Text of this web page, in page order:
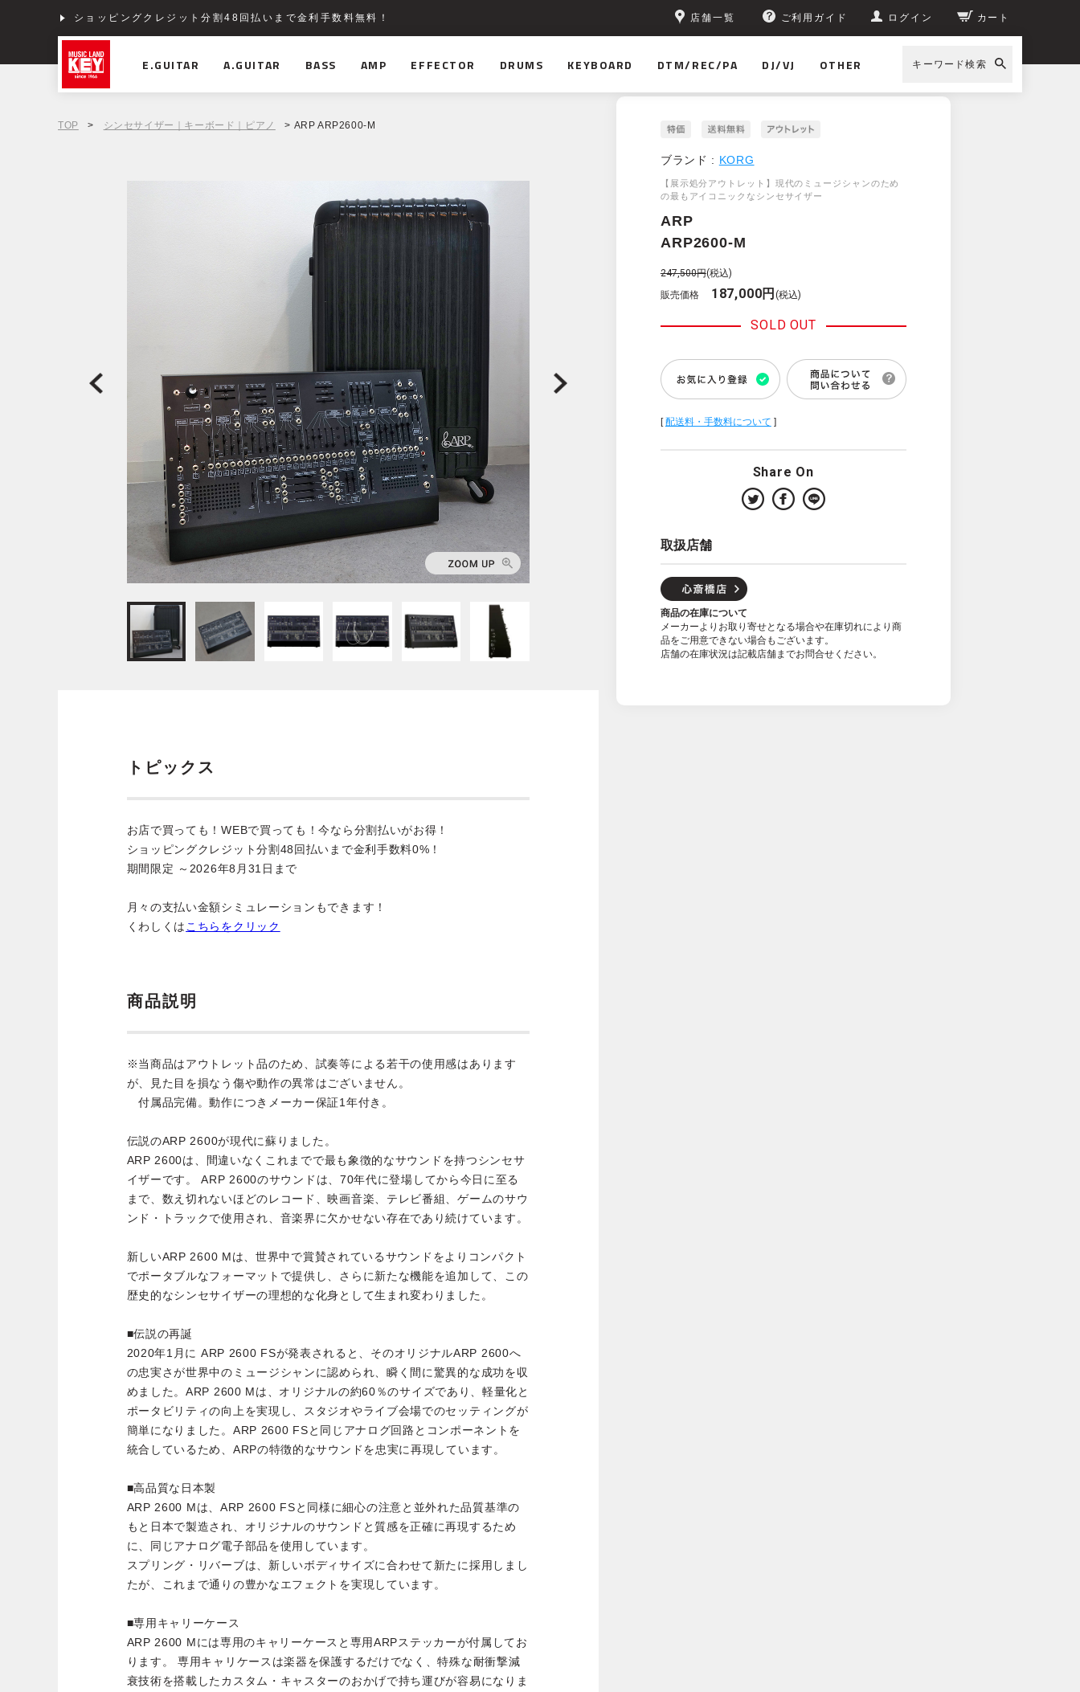
ショッピングクレジット分割48回払いまで金利手数料無料！ 店舗一覧 ご利用ガイド ログイン カート
E.GUITAR A.GUITAR BASS AMP EFFECTOR DRUMS KEYBOARD DTM/REC/PA DJ/VJ OTHER キーワード検索
TOP > シンセサイザー｜キーボード｜ピアノ > ARP ARP2600-M
ブランド : KORG
【展示処分アウトレット】現代のミュージシャンのため
の最もアイコニックなシンセサイザー
ARP
ARP2600-M
247,500円(税込)
販売価格
187,000円(税込)
SOLD OUT
[配送料・手数料について ]
Share On
取扱店舗
商品の在庫について
メーカーよりお取り寄せとなる場合や在庫切れにより商
品をご用意できない場合もございます。
店舗の在庫状況は記載店舗までお問合せください。
トピックス
お店で買っても！WEBで買っても！今なら分割払いがお得！
ショッピングクレジット分割48回払いまで金利手数料0%！
期間限定 ～2026年8月31日まで
月々の支払い金額シミュレーションもできます！
くわしくは こちらをクリック
商品説明
※当商品はアウトレット品のため、試奏等による若干の使用感はあります
が、見た目を損なう傷や動作の異常はございません。
付属品完備。動作につきメーカー保証1年付き。
伝説のARP 2600が現代に蘇りました。
ARP 2600は、間違いなくこれまでで最も象徴的なサウンドを持つシンセサ
イザーです。 ARP 2600のサウンドは、70年代に登場してから今日に至る
まで、数え切れないほどのレコード、映画音楽、テレビ番組、ゲームのサウ
ンド・トラックで使用され、音楽界に欠かせない存在であり続けています。
新しいARP 2600 Mは、世界中で賞賛されているサウンドをよりコンパクト
でポータブルなフォーマットで提供し、さらに新たな機能を追加して、この
歴史的なシンセサイザーの理想的な化身として生まれ変わりました。
■伝説の再誕
2020年1月に ARP 2600 FSが発表されると、そのオリジナルARP 2600へ
の忠実さが世界中のミュージシャンに認められ、瞬く間に驚異的な成功を収
めました。ARP 2600 Mは、オリジナルの約60％のサイズであり、軽量化と
ポータビリティの向上を実現し、スタジオやライブ会場でのセッティングが
簡単になりました。ARP 2600 FSと同じアナログ回路とコンポーネントを
統合しているため、ARPの特徴的なサウンドを忠実に再現しています。
■高品質な日本製
ARP 2600 Mは、ARP 2600 FSと同様に細心の注意と並外れた品質基準の
もと日本で製造され、オリジナルのサウンドと質感を正確に再現するため
に、同じアナログ電子部品を使用しています。
スプリング・リバーブは、新しいボディサイズに合わせて新たに採用しまし
たが、これまで通りの豊かなエフェクトを実現しています。
■専用キャリーケース
ARP 2600 Mには専用のキャリーケースと専用ARPステッカーが付属してお
ります。 専用キャリケースは楽器を保護するだけでなく、特殊な耐衝撃減
衰技術を搭載したカスタム・キャスターのおかげで持ち運びが容易になりま